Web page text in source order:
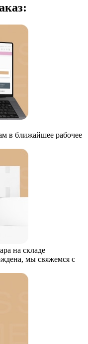
в ближайшее рабочее
на складе
мы свяжемся с